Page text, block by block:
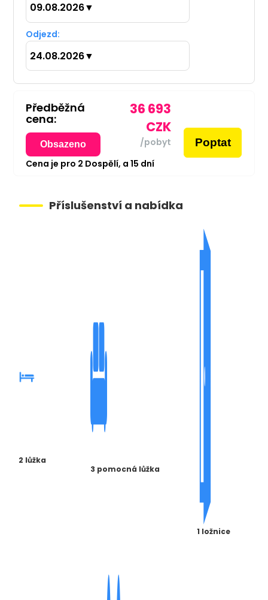
09.08.2026▼
Odjezd:
24.08.2026▼
Předběžná
cena:
Obsazeno
36 693
CZK
/pobyt Poptat
Cena je pro 2 Dospělí, a 15 dní
Příslušenství a nabídka
2 lůžka
3 pomocná lůžka
1 ložnice